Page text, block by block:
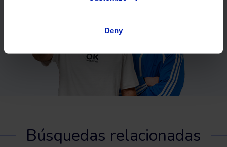
Deny
Búsquedas relacionadas